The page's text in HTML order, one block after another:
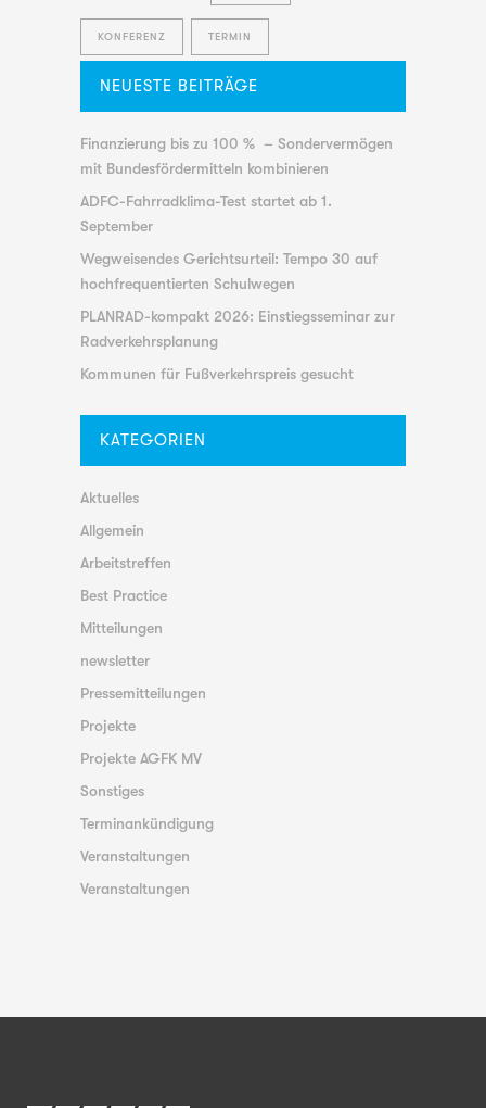
KONFERENZ TERMIN
NEUESTE BEITRÄGE
Finanzierung bis zu 100 % – Sondervermögen
mit Bundesfördermitteln kombinieren
ADFC-Fahrradklima-Test startet ab 1.
September
Wegweisendes Gerichtsurteil: Tempo 30 auf
hochfrequentierten Schulwegen
PLANRAD-kompakt 2026: Einstiegsseminar zur
Radverkehrsplanung
Kommunen für Fußverkehrspreis gesucht
KATEGORIEN
Aktuelles
Allgemein
Arbeitstreffen
Best Practice
Mitteilungen
newsletter
Pressemitteilungen
Projekte
Projekte AGFK MV
Sonstiges
Terminankündigung
Veranstaltungen
Veranstaltungen